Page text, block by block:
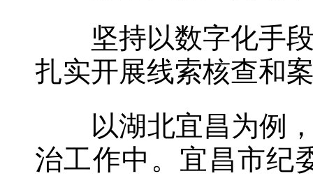
坚持以数字化手段
扎实开展线索核查和
以湖北宜昌为例，
治工作中。宜昌市纪